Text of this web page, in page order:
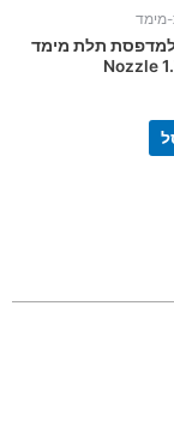
מימד
למדפסת תלת מימד
Nozzle